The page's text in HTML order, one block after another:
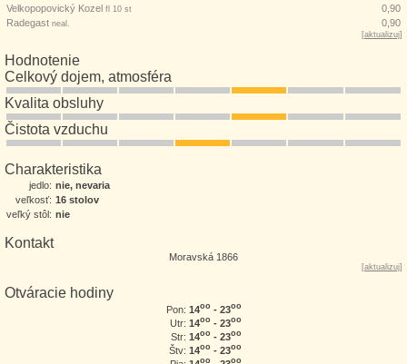
Velkopopovický Kozel fl 10 st
0,90
Radegast neal. 0,90
[aktualizuj]
Hodnotenie
Celkový dojem, atmosféra
Kvalita obsluhy
Čistota vzduchu
Charakteristika
jedlo: nie, nevaria
veľkosť: 16 stolov
veľký stôl: nie
Kontakt
Moravská 1866
[aktualizuj]
Otváracie hodiny
Pon: 14oo - 23oo
Utr: 14oo - 23oo
Str: 14oo - 23oo
Štv: 14oo - 23oo
oo oo